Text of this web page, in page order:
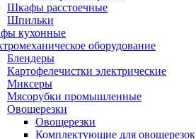
Шкафы расстоечные
Шпильки
кухонные
оборудование
Блендеры
Картофелечистки электрические
Миксеры
Мясорубки промышленные
Овощерезки
Овощерезки
Комплектующие для овощерезок